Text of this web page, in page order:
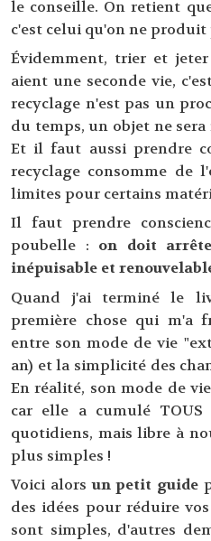
le conseille. On retient
c'est celui qu'on ne produit
Évidemment, trier et
aient une seconde vie,
recyclage n'est pas un
du temps, un objet ne
Et il faut aussi prendre
recyclage consomme de
limites pour certains
Il faut prendre
poubelle : on doit
inépuisable et
Quand j'ai terminé le
première chose qui m'a
entre son mode de vie
an) et la simplicité des
En réalité, son mode de
car elle a cumulé TOUS
quotidiens, mais libre à
plus simples !
Voici alorsun petit guide
des idées pour réduire
sont simples, d'autres